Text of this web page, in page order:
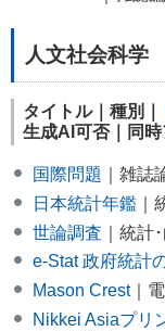
人文社会科学
タイトル｜種別｜
生成AI可否｜同
国際問題
｜雑誌
日本統計年鑑
世論調査 ｜統計
e-Stat 政府統計
Mason Crest｜
Nikkei Asiaプリ